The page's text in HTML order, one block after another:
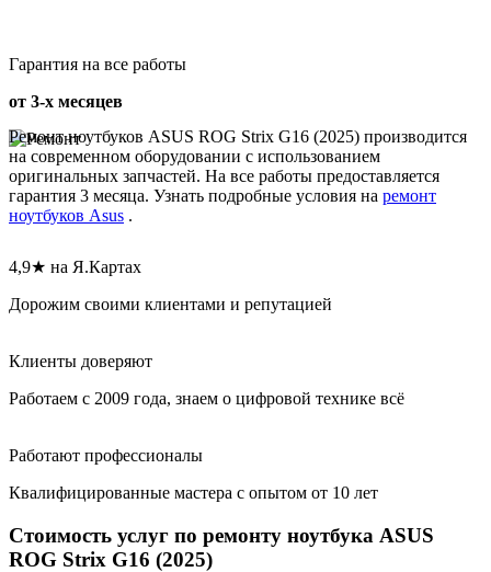
Гарантия на все работы
от 3-х месяцев
Ремонт ноутбуков ASUS ROG Strix G16 (2025) производится
на современном оборудовании с использованием
оригинальных запчастей. На все работы предоставляется
гарантия 3 месяца. Узнать подробные условия на ремонт
ноутбуков Asus .
4,9★ на Я.Картах
Дорожим своими клиентами и репутацией
Клиенты доверяют
Работаем с 2009 года, знаем о цифровой технике всё
Работают профессионалы
Квалифицированные мастера с опытом от 10 лет
Стоимость услуг по ремонту ноутбука ASUS
ROG Strix G16 (2025)